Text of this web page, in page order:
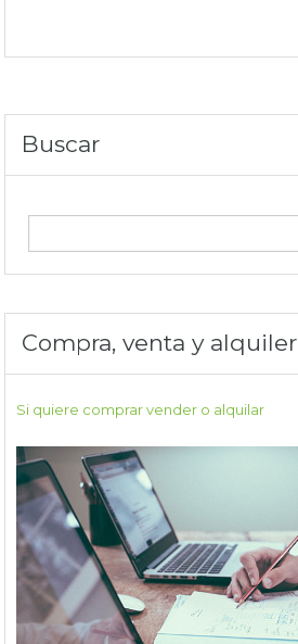
Buscar
Compra, venta y alquiler
Si quiere comprar vender o alquilar